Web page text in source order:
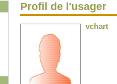
Profil de l'usager
vchart